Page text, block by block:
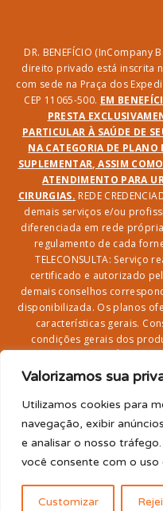
Valorizamos sua
Utilizamos cookies para
navegação, exibir
e analisar o nosso
você consente com o uso
Customizar
DR. BENEFÍCIO
direito privado está inscrita
com sede na Praça dos
CEP 11065-500. EM
PRESTA
PARTICULAR À SAÚDE DE
NA CATEGORIA DE
SUPLEMENTAR, ASSIM
ATENDIMENTO PARA
CIRURGIAS. REDE
demais serviços e/ou
diferenciada em rede
regulamento de cada
TELECONSULTA:
certificado e autorizado
demais conselhos
disponibilizada. Os planos
características gerais.
condições gerais dos
serviços na rede
PESSOAIS,
RESIDENCIAL E
garantido pela
adesão/elegibilidade de
2026© Dr. Benefício -